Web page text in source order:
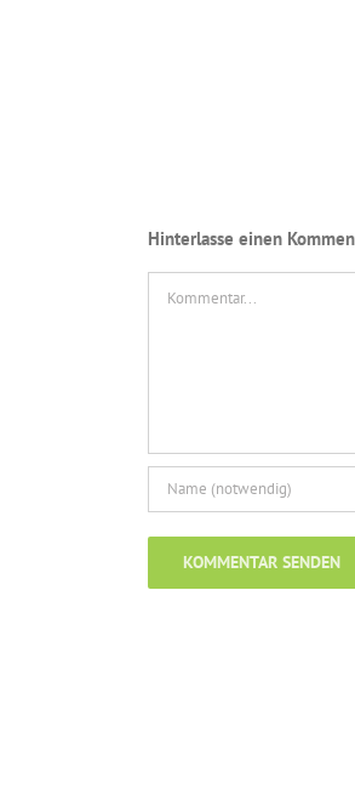
Hinterlasse einen